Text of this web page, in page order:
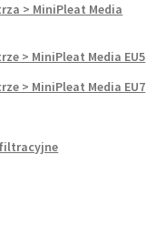
> MiniPleat Media
> MiniPleat Media EU5
> MiniPleat Media EU7